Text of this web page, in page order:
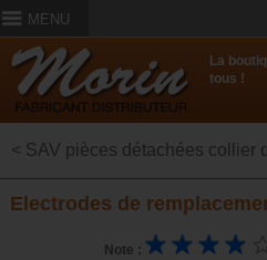
MENU
La
tous !
< SAV pièces détachées collier
Electrodes de
Note :